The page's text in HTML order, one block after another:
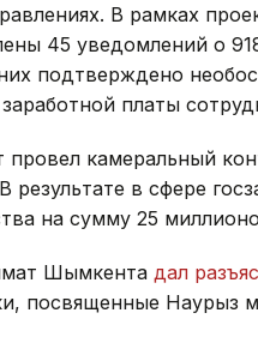
В рамках
45 уведомлений о
подтверждено
платы
провел камеральный
результате в сфере
на сумму 25
Шымкента дал
посвященные Наурыз